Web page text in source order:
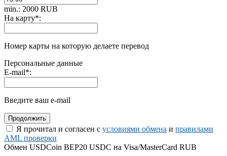
min.: 2000 RUB
На карту*:
Номер карты на которую делаете перевод
Персональные данные
E-mail*:
Введите ваш e-mail
Я прочитал и согласен с условиями обмена и правилами
AML проверки
Обмен USDCoin BEP20 USDC на Visa/MasterCard RUB